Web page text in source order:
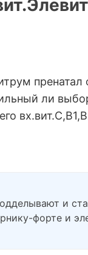
ли
и
форте и